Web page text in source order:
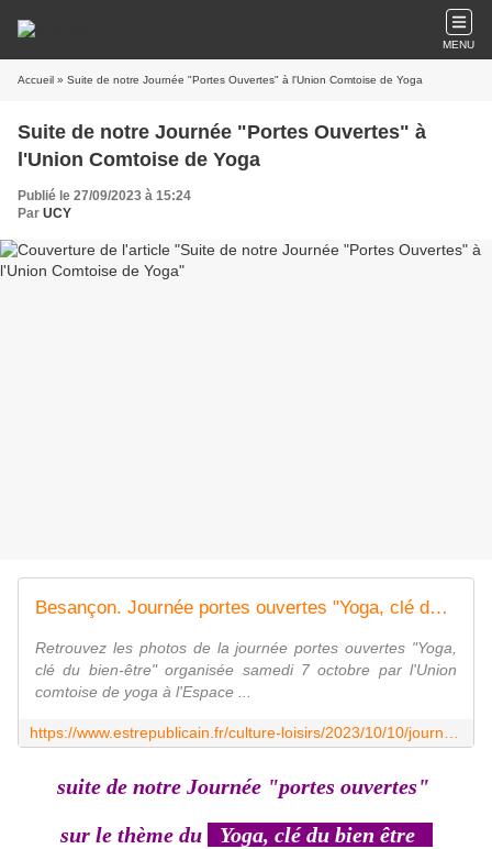
MENU
Accueil » Suite de notre Journée "Portes Ouvertes" à l'Union Comtoise de Yoga
Suite de notre Journée "Portes Ouvertes" à
l'Union Comtoise de Yoga
Publié le 27/09/2023 à 15:24
Par UCY
Besançon. Journée portes ouvertes "Yoga, clé du bien-être" organisée par l'Union comtoise de yoga
Retrouvez les photos de la journée portes ouvertes "Yoga,
clé du bien-être" organisée samedi 7 octobre par l'Union
comtoise de yoga à l'Espace ...
suite de notre Journée "portes ouvertes"
sur le thème du
Yoga, clé du bien être